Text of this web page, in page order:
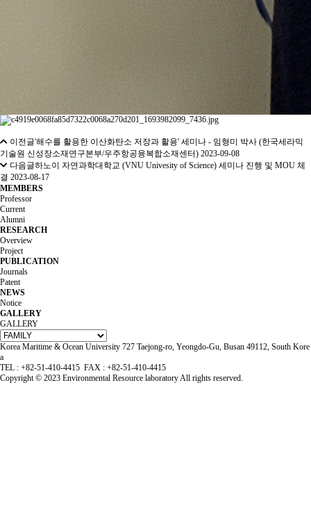
이전글'해수를 활용한 이산화탄소 저장과 활용' 세미나 - 임형미 박사 (한국세라믹
기술원 신성장소재연구본부/우주항공융복합소재센터) 2023-09-08
다음글하노이 자연과학대학교 (VNU Univesity of Science) 세미나 진행 및 MOU 체
결 2023-08-17
MEMBERS
Professor
Current
Alumni
RESEARCH
Overview
Project
PUBLICATION
Journals
Patent
NEWS
Notice
GALLERY
GALLERY
Korea Maritime & Ocean University 727 Taejong-ro, Yeongdo-Gu, Busan 49112, South Kore
a
TEL : +82-51-410-4415 FAX : +82-51-410-4415
Copyright © 2023 Environmental Resource laboratory All rights reserved.